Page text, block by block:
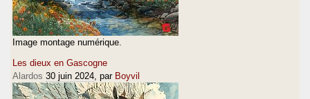
Image montage numérique.
Les dieux en Gascogne
Alardos 30 juin 2024 , par Boyvil